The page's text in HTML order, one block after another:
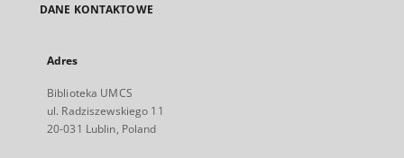
DANE KONTAKTOWE
Adres
Biblioteka UMCS
ul. Radziszewskiego 11
20-031 Lublin, Poland